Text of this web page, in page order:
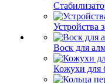
Устройства
Воск для
Кожухи для